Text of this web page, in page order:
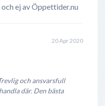
ej av Öppettider.nu
20 Apr 2020
och ansvarsfull
där. Den bästa